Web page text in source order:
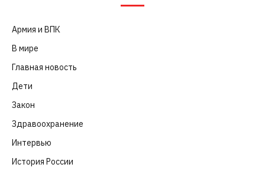
Армия и ВПК
В мире
Главная новость
Дети
Закон
Здравоохранение
Интервью
История России